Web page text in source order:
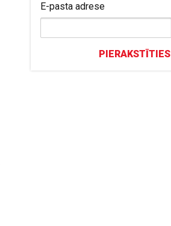
E-pasta adrese
PIERAKSTĪTIES